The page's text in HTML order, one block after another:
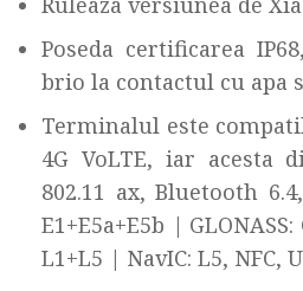
Poseda certificarea
brio la contactul cu apa
Terminalul este
4G VoLTE, iar acesta
802.11 ax, Bluetooth
E1+E5a+E5b |
L1+L5 | NavIC: L5, NFC,